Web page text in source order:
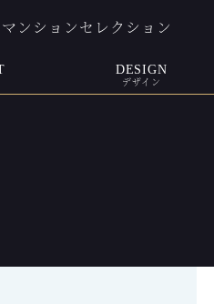
ンションセレクション
DESIGN
デザイン